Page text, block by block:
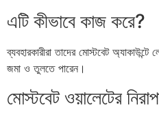
এটি কীভাবে কাজ করে?
ব্যবহারকারীরা তাদের মোস্টবেট
জমা ও তুলতে পারেন।
মোস্টবেট ওয়ালেটের